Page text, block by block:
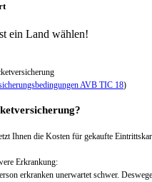
ein Land wählen!
AVB TIC 18)
Ihnen die Kosten für gekaufte
Erkrankung:
erkranken unerwartet schwer.